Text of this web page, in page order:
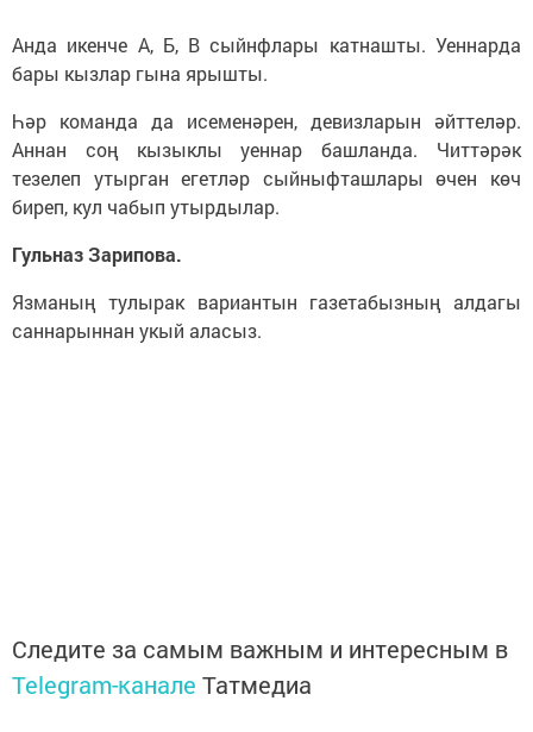
Анда икенче А, Б, В сыйнфлары катнашты. Уеннарда
бары кызлар гына ярышты.
Һәр команда да исеменәрен, девизларын әйттеләр.
Аннан соң кызыклы уеннар башланда. Читтәрәк
тезелеп утырган егетләр сыйныфташлары өчен көч
биреп, кул чабып утырдылар.
Гульназ Зарипова.
Язманың тулырак вариантын газетабызның алдагы
саннарыннан укый аласыз.
Следите за самым важным и интересным в
Telegram-канале Татмедиа